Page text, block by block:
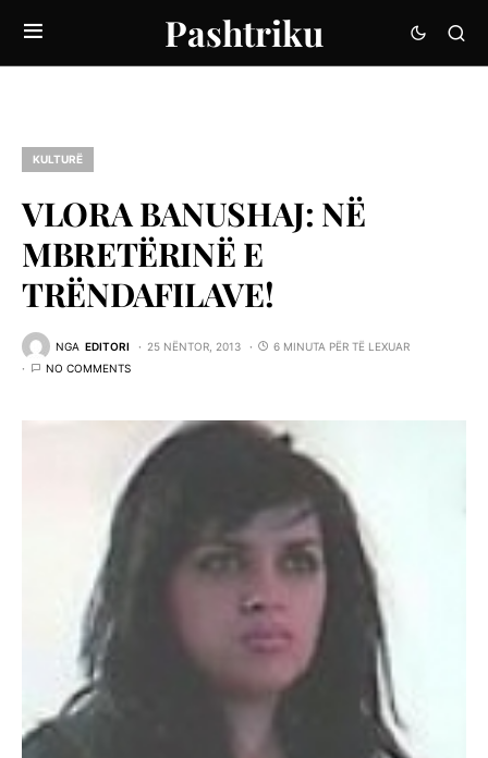
Pashtriku
KULTURË
VLORA BANUSHAJ: NË
MBRETËRINË E
TRËNDAFILAVE!
NGA EDITORI 25 NËNTOR, 2013
6 MINUTA PËR TË LEXUAR
NO COMMENTS